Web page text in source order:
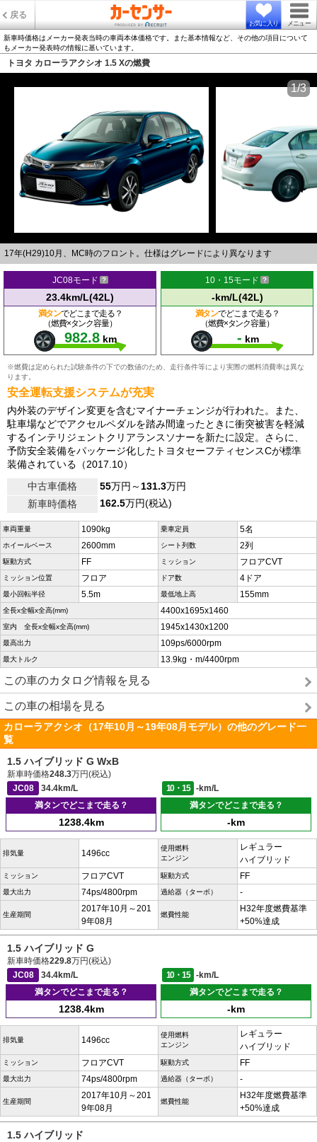
戻る
お気に入り メニュー
新車時価格はメーカー発表当時の車両本体価格です。また基本情報など、その他の項目について
もメーカー発表時の情報に基いています。
トヨタ カローラアクシオ 1.5 Xの燃費
17年(H29)10月、MC時のフロント。仕様はグレードにより異なります
1/3
JC08モード
23.4km/L(42L)
満タンでどこまで走る？
（燃費×タンク容量）
982.8 km
10・15モード
-km/L(42L)
満タンでどこまで走る？
（燃費×タンク容量）
- km
※燃費は定められた試験条件の下での数値のため、走行条件等により実際の燃料消費率は異な
ります。
安全運転支援システムが充実
内外装のデザイン変更を含むマイナーチェンジが行われた。また、
駐車場などでアクセルペダルを踏み間違ったときに衝突被害を軽減
するインテリジェントクリアランスソナーを新たに設定。さらに、
予防安全装備をパッケージ化したトヨタセーフティセンスCが標準
装備されている（2017.10）
中古車価格
55万円～131.3万円
新車時価格
162.5万円(税込)
車両重量 1090kg 乗車定員 5名
ホイールベース 2600mm シート列数 2列
駆動方式 FF ミッション フロアCVT
ミッション位置 フロア ドア数 4ドア
最小回転半径 5.5m 最低地上高 155mm
全長x全幅x全高(mm) 4400x1695x1460
室内 全長x全幅x全高(mm) 1945x1430x1200
最高出力 109ps/6000rpm
最大トルク 13.9kg・m/4400rpm
この車のカタログ情報を見る
この車の相場を見る
カローラアクシオ（17年10月～19年08月モデル）の他のグレード一
覧
1.5 ハイブリッド G WxB
新車時価格248.3万円(税込)
JC08
34.4km/L 10・15
-km/L
満タンでどこまで走る？
1238.4km
満タンでどこまで走る？
-km
排気量 1496cc
使用燃料
エンジン
レギュラー
ハイブリッド
ミッション フロアCVT 駆動方式 FF
最大出力 74ps/4800rpm 過給器（ターボ） -
生産期間
2017年10月～201
9年08月
燃費性能
H32年度燃費基準
+50%達成
1.5 ハイブリッド G
新車時価格229.8万円(税込)
JC08
34.4km/L 10・15
-km/L
満タンでどこまで走る？
1238.4km
満タンでどこまで走る？
-km
排気量 1496cc
使用燃料
エンジン
レギュラー
ハイブリッド
ミッション フロアCVT 駆動方式 FF
最大出力 74ps/4800rpm 過給器（ターボ） -
生産期間
2017年10月～201
9年08月
燃費性能
H32年度燃費基準
+50%達成
1.5 ハイブリッド